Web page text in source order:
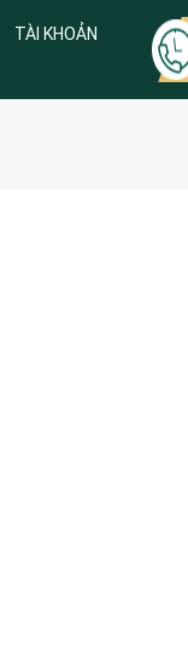
TÀI KHOẢN